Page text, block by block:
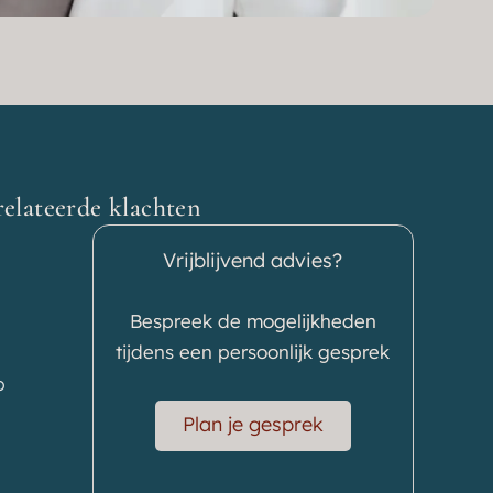
klachten
Vrijblijvend advies?
Bespreek de mogelijkheden
tijdens een persoonlijk gesprek
Plan je gesprek